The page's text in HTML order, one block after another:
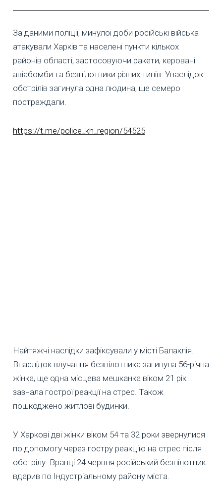
За даними поліції, минулої доби російські війська
атакували Харків та населені пункти кількох
районів області, застосовуючи ракети, керовані
авіабомби та безпілотники різних типів. Унаслідок
обстрілів загинула одна людина, ще семеро
постраждали.
https://t.me/police_kh_region/54525
Найтяжчі наслідки зафіксували у місті Балаклія.
Внаслідок влучання безпілотника загинула 56-річна
жінка, ще одна місцева мешканка віком 21 рік
зазнала гострої реакції на стрес. Також
пошкоджено житлові будинки.
У Харкові дві жінки віком 54 та 32 роки звернулися
по допомогу через гостру реакцію на стрес після
обстрілу. Вранці 24 червня російський безпілотник
вдарив по Індустріальному району міста.